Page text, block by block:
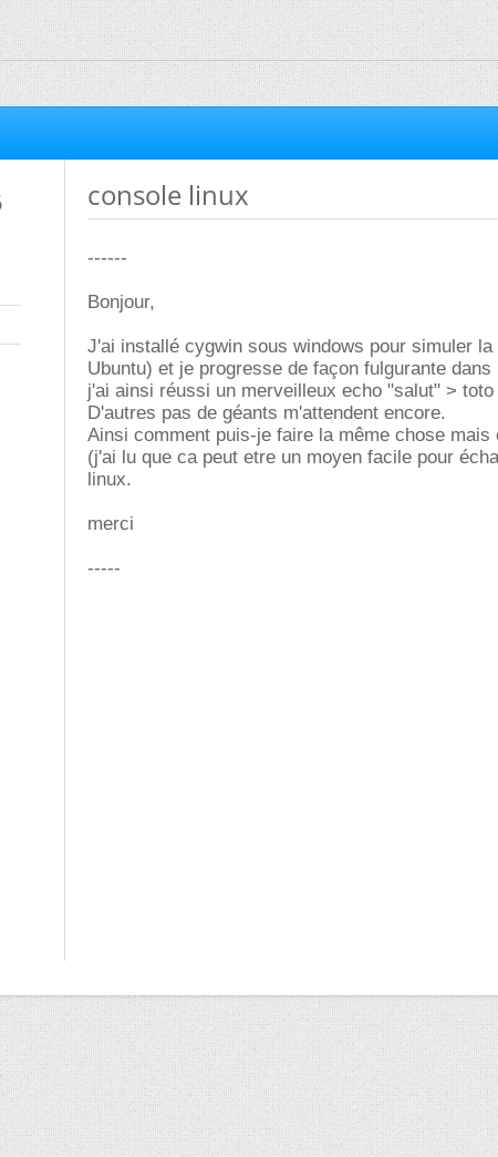
console linux
------
Bonjour,
J'ai installé cygwin sous windows pour simuler
Ubuntu) et je progresse de façon fulgurante
j'ai ainsi réussi un merveilleux echo "salut" > toto
D'autres pas de géants m'attendent encore.
Ainsi comment puis-je faire la même chose mais
(j'ai lu que ca peut etre un moyen facile pour
linux.
merci
-----